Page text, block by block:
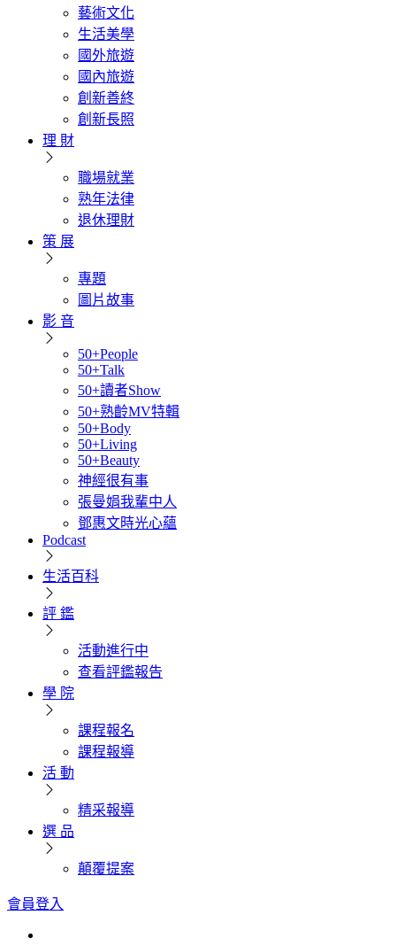
藝術文化
生活美學
國外旅遊
國內旅遊
創新善終
創新長照
理 財
職場就業
熟年法律
退休理財
策 展
專題
圖片故事
影 音
50+People
50+Talk
50+讀者Show
50+熟齡MV特輯
50+Body
50+Living
50+Beauty
神經很有事
張曼娟我輩中人
鄧惠文時光心蘊
Podcast
生活百科
評 鑑
活動進行中
查看評鑑報告
學 院
課程報名
課程報導
活 動
精采報導
選 品
顛覆提案
會員登入